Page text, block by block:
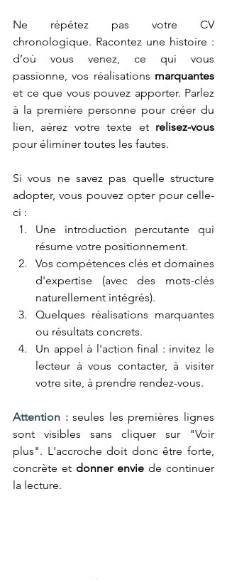
Ne répétez pas votre CV
chronologique. Racontez une histoire :
d’où vous venez, ce qui vous
passionne, vos réalisations marquantes
et ce que vous pouvez apporter. Parlez
à la première personne pour créer du
lien, aérez votre texte et
pour éliminer toutes les fautes.
Si vous ne savez pas quelle structure
adopter, vous pouvez opter pour celle-
ci :
Une introduction percutante qui
résume votre positionnement.
Vos compétences clés et domaines
d'expertise (avec des mots-clés
naturellement intégrés).
Quelques réalisations marquantes
ou résultats concrets.
Un appel à l'action final : invitez le
lecteur à vous contacter, à visiter
votre site, à prendre rendez-vous.
Attention : seules les premières lignes
sont visibles sans cliquer sur "Voir
plus". L'accroche doit donc être forte,
concrète et donner envie de continuer
la lecture.